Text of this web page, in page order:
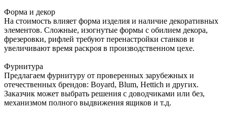
Форма и декор
На стоимость влияет форма изделия и наличие декоративных
элементов. Сложные, изогнутые формы с обилием декора,
фрезеровки, рифлей требуют перенастройки станков и
увеличивают время раскроя в производственном цехе.
Фурнитура
Предлагаем фурнитуру от проверенных зарубежных и
отечественных брендов: Boyard, Blum, Hettich и других.
Заказчик может выбрать решения с доводчиками или без,
механизмом полного выдвижения ящиков и т.д.